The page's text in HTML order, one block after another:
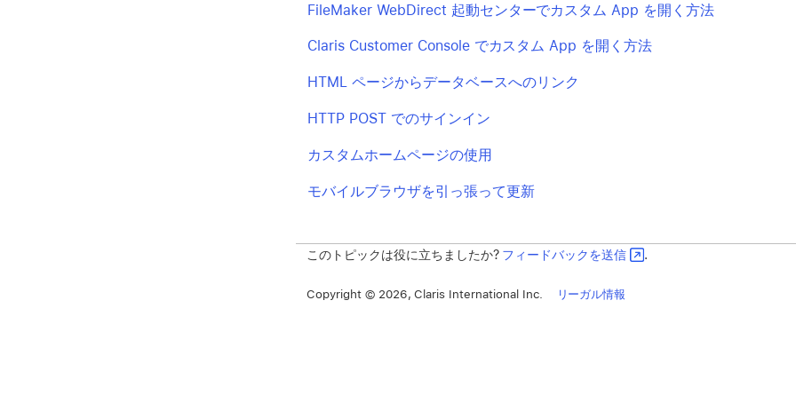
FileMaker WebDirect 起動センターでカスタム App を開く方法
Claris Customer Console でカスタム App を開く方法
HTML ページからデータベースへのリンク
HTTP POST でのサインイン
カスタムホームページの使用
モバイルブラウザを引っ張って更新
このトピックは役に立ちましたか? フィードバックを送信 .
Copyright © 2026, Claris International Inc. リーガル情報